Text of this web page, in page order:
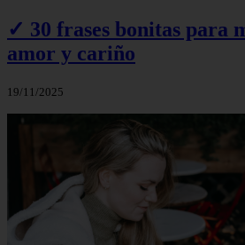
✓ 30 frases bonitas para
amor y cariño
19/11/2025